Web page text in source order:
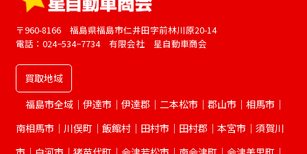
〒960-8166 福島県福島市仁井田字前林川原20-14
電話：024−534−7734 有限会社 星自動車商会
買取地域
福島市全域｜伊達市｜伊達郡｜二本松市｜郡山市｜相馬市｜
南相馬市｜川俣町｜飯館村｜田村市｜田村郡｜本宮市｜須賀川